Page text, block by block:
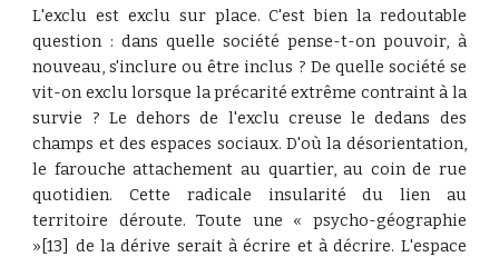
L'exclu est exclu sur place. C'est bien la redoutable
question : dans quelle société pense-t-on pouvoir, à
nouveau, s'inclure ou être inclus ? De quelle société se
vit-on exclu lorsque la précarité extrême contraint à la
survie ? Le dehors de l'exclu creuse le dedans des
champs et des espaces sociaux. D'où la désorientation,
le farouche attachement au quartier, au coin de rue
quotidien. Cette radicale insularité du lien au
territoire déroute. Toute une « psycho-géographie
»[13] de la dérive serait à écrire et à décrire. L'espace